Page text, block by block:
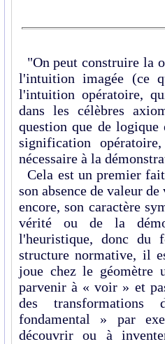
"On peut construire la
l'intuition imagée (ce
l'intuition opératoire,
dans les célèbres
question que de
signification
nécessaire à la
Cela est un premier
son absence de valeur
encore, son caractère
vérité ou de la
l'heuristique, donc du
structure normative, il
joue chez le géomètre
parvenir à « voir » et
des
fondamental » par
découvrir ou à